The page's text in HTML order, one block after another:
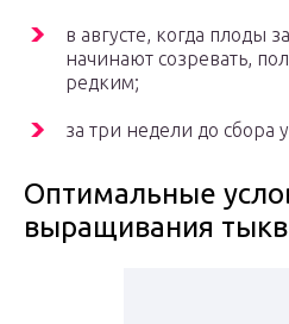
в августе, когда плоды
начинают созревать,
редким;
за три недели до сбора
Оптимальные
выращивания